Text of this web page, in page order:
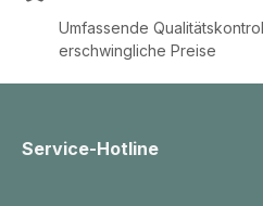
Umfassende
erschwingliche Preise
Service-Hotline